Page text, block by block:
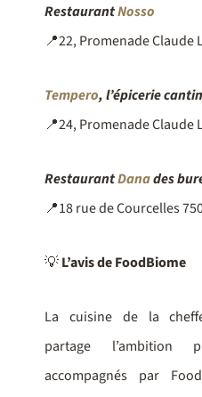
RestaurantNosso
📍22, Promenade Claude
Tempero, l’épicerie
📍24, Promenade Claude
RestaurantDanades
📍18 rue de Courcelles
💡L’avis de FoodBiome
La cuisine de la
partage l’ambition
accompagnés par